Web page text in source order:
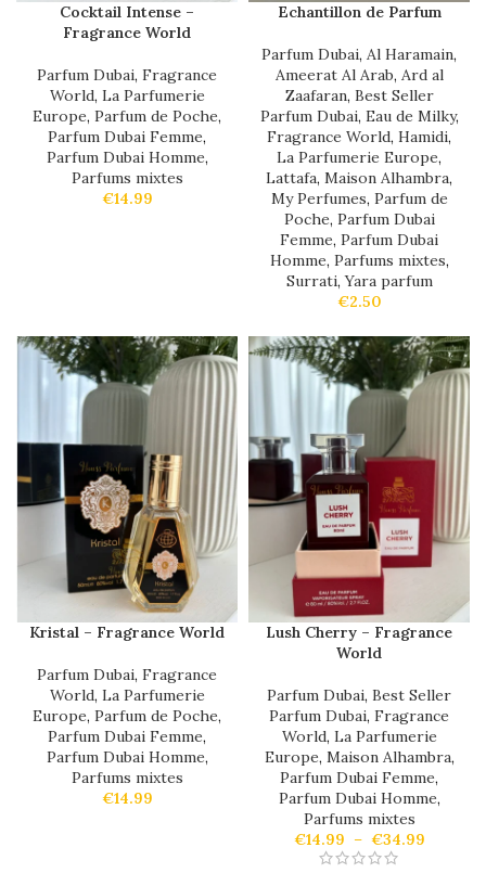
Cocktail Intense –
Fragrance World
Parfum Dubai, Fragrance
World, La Parfumerie
Europe, Parfum de Poche,
Parfum Dubai Femme,
Parfum Dubai Homme,
Parfums mixtes
€14.99
Echantillon de Parfum
Parfum Dubai, Al Haramain,
Ameerat Al Arab, Ard al
Zaafaran, Best Seller
Parfum Dubai, Eau de Milky,
Fragrance World, Hamidi,
La Parfumerie Europe,
Lattafa, Maison Alhambra,
My Perfumes, Parfum de
Poche, Parfum Dubai
Femme, Parfum Dubai
Homme, Parfums mixtes,
Surrati,Yara parfum
€2.50
Kristal – Fragrance World
Parfum Dubai, Fragrance
World, La Parfumerie
Europe, Parfum de Poche,
Parfum Dubai Femme,
Parfum Dubai Homme,
Parfums mixtes
€14.99
Lush Cherry – Fragrance
World
Parfum Dubai, Best Seller
Parfum Dubai, Fragrance
World, La Parfumerie
Europe, Maison Alhambra,
Parfum Dubai Femme,
Parfum Dubai Homme,
Parfums mixtes
€14.99 – €34.99